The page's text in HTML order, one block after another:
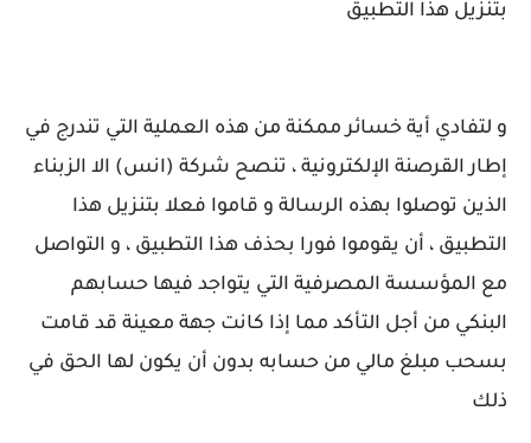
بتنزيل هذا التطبيق
و لتفادي أية خسائر ممكنة من هذه العملية التي تندرج في
إطار القرصنة الإلكترونية ، تنصح شركة (انس) الا الزبناء
الذين توصلوا بهذه الرسالة و قاموا فعلا بتنزيل هذا
التطبيق ، أن يقوموا فورا بحذف هذا التطبيق ، و التواصل
مع المؤسسة المصرفية التي يتواجد فيها حسابهم
البنكي من أجل التأكد مما إذا كانت جهة معينة قد قامت
بسحب مبلغ مالي من حسابه بدون أن يكون لها الحق في
ذلك